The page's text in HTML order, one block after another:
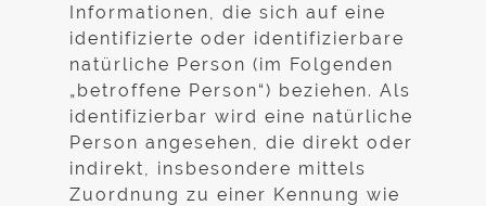
Informationen, die sich auf eine
identifizierte oder identifizierbare
natürliche Person (im Folgenden
„betroffene Person“) beziehen. Als
identifizierbar wird eine natürliche
Person angesehen, die direkt oder
indirekt, insbesondere mittels
Zuordnung zu einer Kennung wie